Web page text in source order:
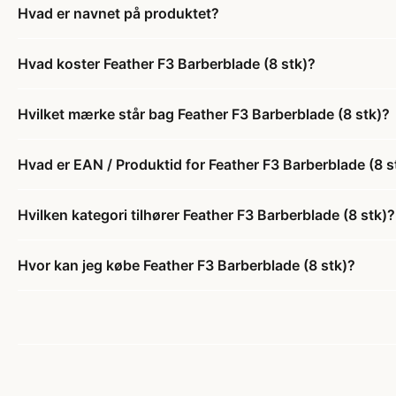
Hvad er navnet på produktet?
Hvad koster Feather F3 Barberblade (8 stk)?
Hvilket mærke står bag Feather F3 Barberblade (8 stk)?
Hvad er EAN / Produktid for Feather F3 Barberblade (8
Hvilken kategori tilhører Feather F3 Barberblade (8 stk)?
Hvor kan jeg købe Feather F3 Barberblade (8 stk)?